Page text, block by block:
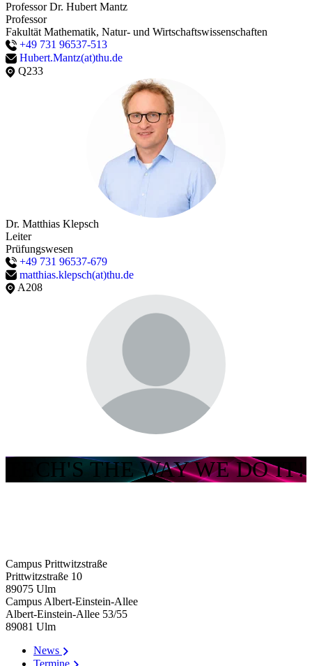
Professor Dr. Hubert Mantz
Professor
Fakultät Mathematik, Natur- und Wirtschaftswissenschaften
+49 731 96537-513
Hubert.Mantz(at)thu.de
Q233
Dr. Matthias Klepsch
Leiter
Prüfungswesen
+49 731 96537-679
matthias.klepsch(at)thu.de
A208
TECH'S THE WAY WE DO IT!
Campus Prittwitzstraße
Prittwitzstraße 10
89075 Ulm
Campus Albert-Einstein-Allee
Albert-Einstein-Allee 53/​55
89081 Ulm
News
Termine